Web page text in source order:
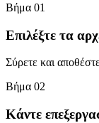
Βήμα 01
Επιλέξτε τα
Σύρετε και
Βήμα 02
Κάντε